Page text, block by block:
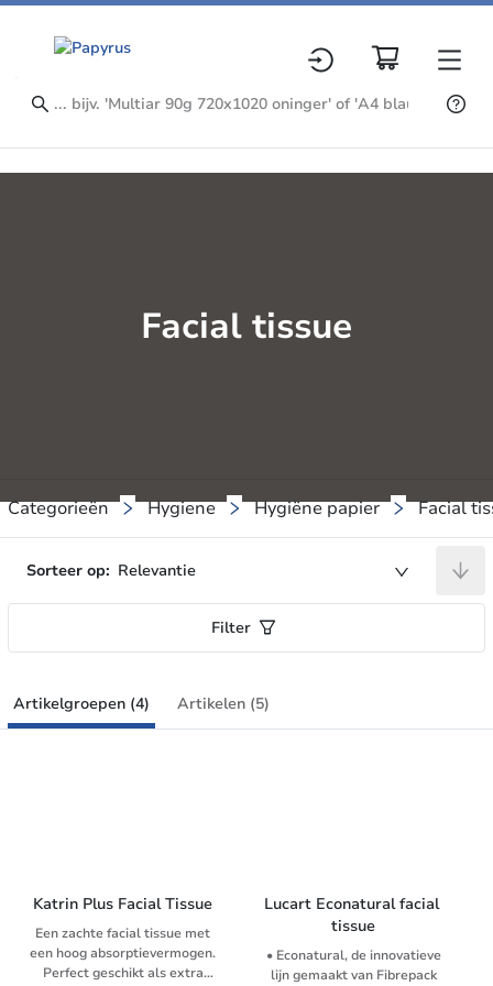
Facial tissue
Categorieën Hygiene Hygiëne papier Facial
Sorteer op: Relevantie
Filter
Artikelgroepen (4) Artikelen (5)
Katrin Plus Facial Tissue
Een zachte facial tissue met
een hoog absorptievermogen.
Perfect geschikt als extra
Lucart Econatural facial
tissue
• Econatural, de innovatieve
lijn gemaakt van Fibrepack